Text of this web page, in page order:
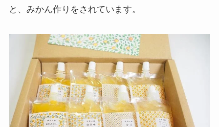
と、みかん作りをされています。